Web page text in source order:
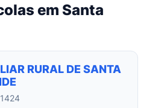
em Santa
RURAL DE SANTA